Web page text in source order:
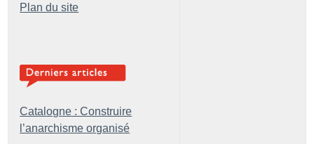
Plan du site
Catalogne : Construire
l’anarchisme organisé